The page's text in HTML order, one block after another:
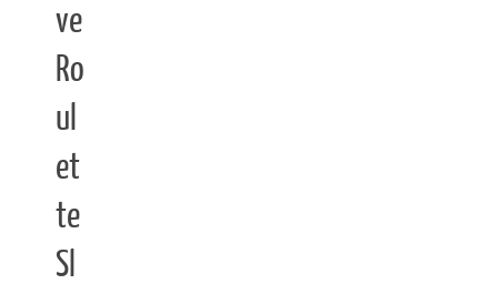
ve
Ro
ul
et
te
Sl